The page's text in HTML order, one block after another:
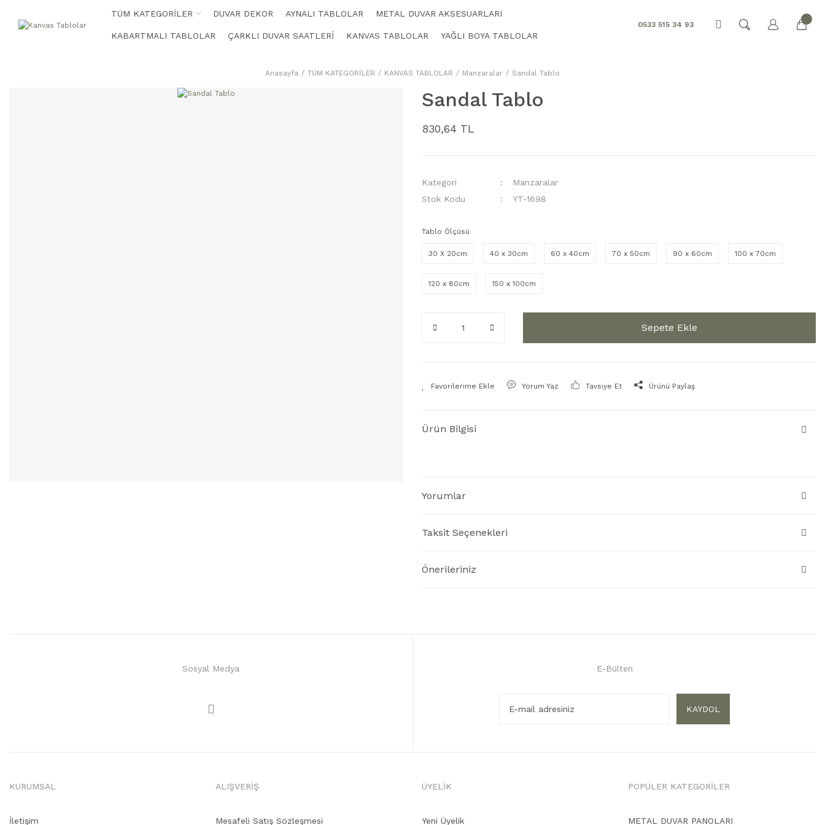
TÜM KATEGORİLER DUVAR DEKOR AYNALI TABLOLAR METAL DUVAR AKSESUARLARI
KABARTMALI TABLOLAR ÇARKLI DUVAR SAATLERİ KANVAS TABLOLAR YAĞLI BOYA TABLOLAR
0533 515 34 93
Anasayfa TÜM KATEGORİLER KANVAS TABLOLAR Manzaralar Sandal Tablo
Sandal Tablo
830,64 TL
Kategori
Manzaralar
Stok Kodu
YT-1698
Tablo Ölçüsü
30 X 20cm 40 x 30cm 60 x 40cm 70 x 50cm 90 x 60cm 100 x 70cm
120 x 80cm 150 x 100cm
Sepete Ekle
Yorum Yaz Tavsiye Et Ürünü Paylaş
Ürün Bilgisi
Yorumlar
Taksit Seçenekleri
Önerileriniz
Sosyal Medya E-Bülten
KAYDOL
KURUMSAL
İletişim
ALIŞVERİŞ
Mesafeli Satış Sözleşmesi
ÜYELİK
Yeni Üyelik
POPÜLER KATEGORİLER
METAL DUVAR PANOLARI